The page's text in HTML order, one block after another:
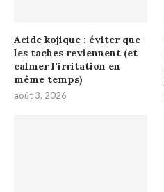
Acide kojique : éviter que
les taches reviennent (et
calmer l’irritation en
même temps)
août 3, 2026